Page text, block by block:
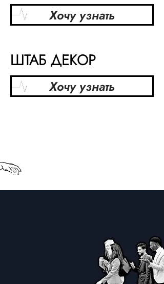
Хочу узнать
ШТАБ ДЕКОР
Хочу узнать
Начнем путешествие